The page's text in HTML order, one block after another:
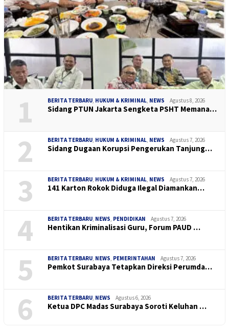
1 BERITA TERBARU, HUKUM & KRIMINAL, NEWS Agustus 8, 2026
Sidang PTUN Jakarta Sengketa PSHT Memana…
2 BERITA TERBARU, HUKUM & KRIMINAL, NEWS Agustus 7, 2026
Sidang Dugaan Korupsi Pengerukan Tanjung…
3 BERITA TERBARU, HUKUM & KRIMINAL, NEWS Agustus 7, 2026
141 Karton Rokok Diduga Ilegal Diamankan…
4 BERITA TERBARU, NEWS, PENDIDIKAN Agustus 7, 2026
Hentikan Kriminalisasi Guru, Forum PAUD …
5 BERITA TERBARU, NEWS, PEMERINTAHAN Agustus 7, 2026
Pemkot Surabaya Tetapkan Direksi Perumda…
6 BERITA TERBARU, NEWS Agustus 6, 2026
Ketua DPC Madas Surabaya Soroti Keluhan …